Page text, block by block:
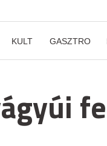
KULT GASZTRO